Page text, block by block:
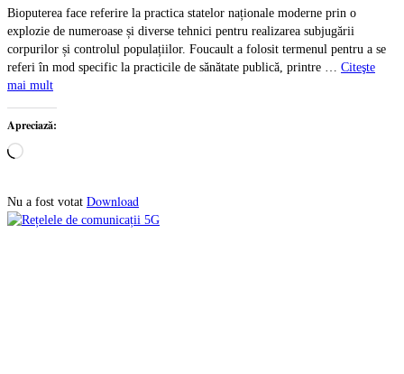
Bioputerea face referire la practica statelor naționale moderne prin o
explozie de numeroase și diverse tehnici pentru realizarea subjugării
corpurilor și controlul populațiilor. Foucault a folosit termenul pentru a se
referi în mod specific la practicile de sănătate publică, printre … Citeşte
mai mult
Apreciază:
Încarc...
Nu a fost votat Download